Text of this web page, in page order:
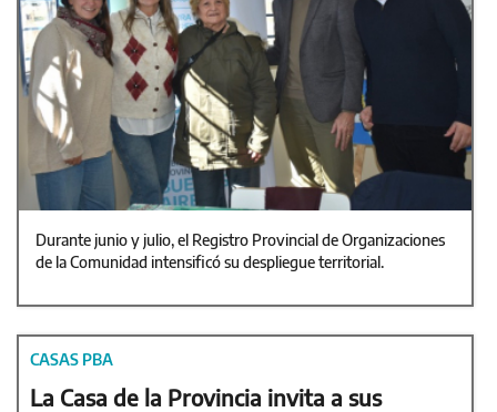
Durante junio y julio, el Registro Provincial de Organizaciones
de la Comunidad intensificó su despliegue territorial.
CASAS PBA
La Casa de la Provincia invita a sus